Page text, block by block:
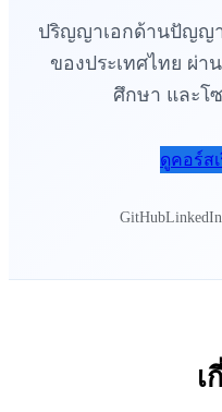
ปริญญาเอกด้านปัญญ
ของประเทศไทย ผ่า
ศึกษา และโ
ดูคอร์ส
GitHubLinkedIn
เ